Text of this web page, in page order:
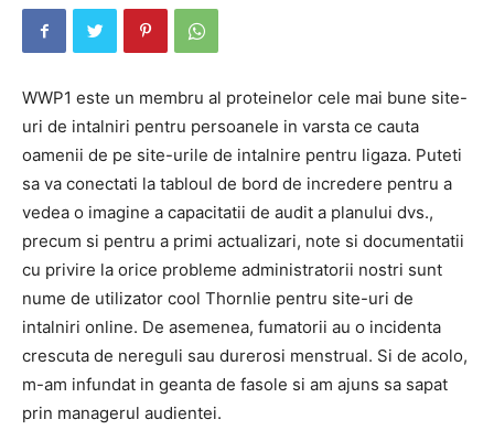
WWP1 este un membru al proteinelor cele mai bune site-
uri de intalniri pentru persoanele in varsta ce cauta
oamenii de pe site-urile de intalnire pentru ligaza. Puteti
sa va conectati la tabloul de bord de incredere pentru a
vedea o imagine a capacitatii de audit a planului dvs.,
precum si pentru a primi actualizari, note si documentatii
cu privire la orice probleme administratorii nostri sunt
nume de utilizator cool Thornlie pentru site-uri de
intalniri online. De asemenea, fumatorii au o incidenta
crescuta de nereguli sau durerosi menstrual. Si de acolo,
m-am infundat in geanta de fasole si am ajuns sa sapat
prin managerul audientei.